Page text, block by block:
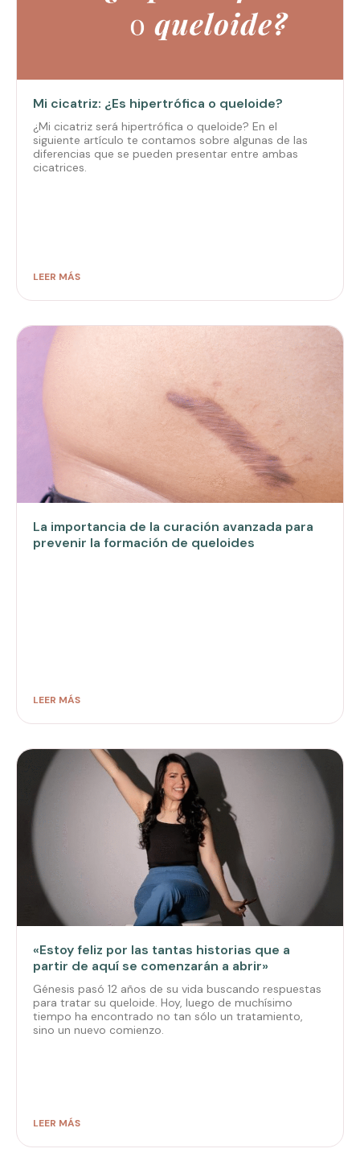
Mi cicatriz: ¿Es hipertrófica o queloide?
¿Mi cicatriz será hipertrófica o queloide? En el
siguiente artículo te contamos sobre algunas de las
diferencias que se pueden presentar entre ambas
cicatrices.
LEER MÁS
La importancia de la curación avanzada para
prevenir la formación de queloides
LEER MÁS
«Estoy feliz por las tantas historias que a
partir de aquí se comenzarán a abrir»
Génesis pasó 12 años de su vida buscando respuestas
para tratar su queloide. Hoy, luego de muchísimo
tiempo ha encontrado no tan sólo un tratamiento,
sino un nuevo comienzo.
LEER MÁS